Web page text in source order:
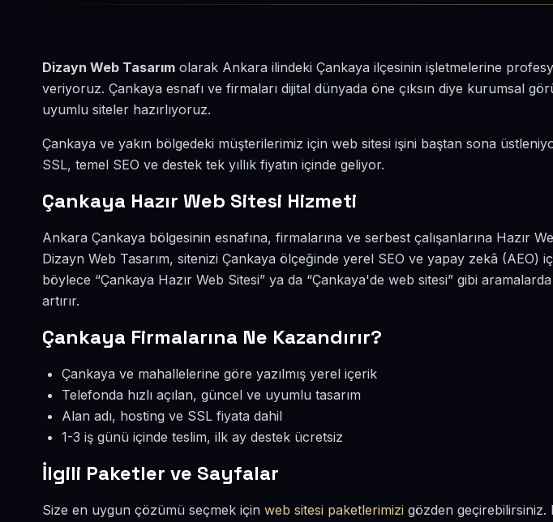
Dizayn Web Tasarım olarak Ankara ilindeki Çankaya ilçesinin işletmelerine
veriyoruz. Çankaya esnafı ve firmaları dijital dünyada öne çıksın diye kurumsal
uyumlu siteler hazırlıyoruz.
Çankaya ve yakın bölgedeki müşterilerimiz için web sitesi işini baştan sona
SSL, temel SEO ve destek tek yıllık fiyatın içinde geliyor.
Çankaya Hazır Web Sitesi Hizmeti
Ankara Çankaya bölgesinin esnafına, firmalarına ve serbest çalışanlarına Hazır
Dizayn Web Tasarım, sitenizi Çankaya ölçeğinde yerel SEO ve yapay zekâ (AEO)
böylece “Çankaya Hazır Web Sitesi” ya da “Çankaya'de web sitesi” gibi
artırır.
Çankaya Firmalarına Ne Kazandırır?
Çankaya ve mahallelerine göre yazılmış yerel içerik
Telefonda hızlı açılan, güncel ve uyumlu tasarım
Alan adı, hosting ve SSL fiyata dahil
1-3 iş günü içinde teslim, ilk ay destek ücretsiz
İlgili Paketler ve Sayfalar
Size en uygun çözümü seçmek için web sitesi paketlerimizi gözden